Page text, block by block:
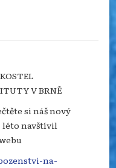
V BRNĚ
si náš nový
léto navštívil
na-